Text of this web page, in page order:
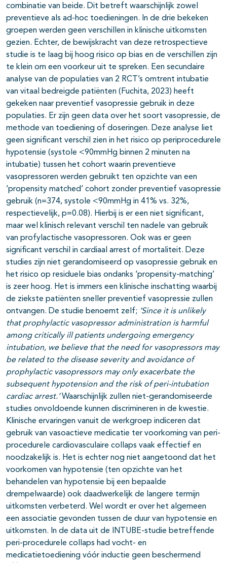
combinatie van beide. Dit betreft waarschijnlijk zowel
preventieve als ad-hoc toedieningen. In de drie bekeken
groepen werden geen verschillen in klinische uitkomsten
gezien. Echter, de bewijskracht van deze retrospectieve
studie is te laag bij hoog risico op bias en de verschillen zijn
te klein om een voorkeur uit te spreken. Een secundaire
analyse van de populaties van 2 RCT’s omtrent intubatie
van vitaal bedreigde patiënten (Fuchita, 2023) heeft
gekeken naar preventief vasopressie gebruik in deze
populaties. Er zijn geen data over het soort vasopressie, de
methode van toediening of doseringen. Deze analyse liet
geen significant verschil zien in het risico op periprocedurele
hypotensie (systole <90mmHg binnen 2 minuten na
intubatie) tussen het cohort waarin preventieve
vasopressoren werden gebruikt ten opzichte van een
‘propensity matched’ cohort zonder preventief vasopressie
gebruik (n=374, systole <90mmHg in 41% vs. 32%,
respectievelijk, p=0.08). Hierbij is er een niet significant,
maar wel klinisch relevant verschil ten nadele van gebruik
van profylactische vasopressoren. Ook was er geen
significant verschil in cardiaal arrest of mortaliteit. Deze
studies zijn niet gerandomiseerd op vasopressie gebruik en
het risico op residuele bias ondanks ‘propensity-matching’
is zeer hoog. Het is immers een klinische inschatting waarbij
de ziekste patiënten sneller preventief vasopressie zullen
ontvangen. De studie benoemt zelf; ‘Since it is unlikely
that prophylactic vasopressor administration is harmful
among critically ill patients undergoing emergency
intubation, we believe that the need for vasopressors may
be related to the disease severity and avoidance of
prophylactic vasopressors may only exacerbate the
subsequent hypotension and the risk of peri-intubation
cardiac arrest.’Waarschijnlijk zullen niet-gerandomiseerde
studies onvoldoende kunnen discrimineren in de kwestie.
Klinische ervaringen vanuit de werkgroep indiceren dat
gebruik van vasoactieve medicatie ter voorkoming van peri-
procedurele cardiovasculaire collaps vaak effectief en
noodzakelijk is. Het is echter nog niet aangetoond dat het
voorkomen van hypotensie (ten opzichte van het
behandelen van hypotensie bij een bepaalde
drempelwaarde) ook daadwerkelijk de langere termijn
uitkomsten verbeterd. Wel wordt er over het algemeen
een associatie gevonden tussen de duur van hypotensie en
uitkomsten. In de data uit de INTUBE-studie betreffende
peri-procedurele collaps had vocht- en
medicatietoediening vóór inductie geen beschermend